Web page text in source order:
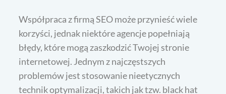
Współpraca z firmą SEO może przynieść wiele
korzyści, jednak niektóre agencje popełniają
błędy, które mogą zaszkodzić Twojej stronie
internetowej. Jednym z najczęstszych
problemów jest stosowanie nieetycznych
technik optymalizacji, takich jak tzw. black hat